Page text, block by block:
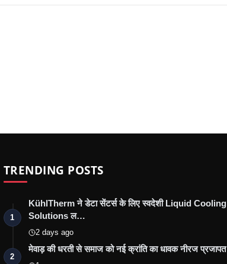
TRENDING POSTS
1
KühlTherm ने डेटा सेंटर्स के लिए स्वदेशी Liquid Cooling
Solutions ल…
2 days ago
2
मेवाड़ की धरती से समाज को नई क्रांति का धावक नीरज प्रजापत